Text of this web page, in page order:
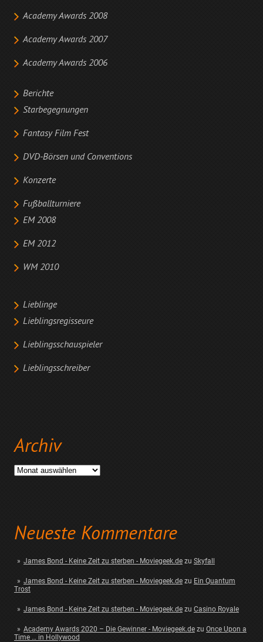
Academy Awards 2008
Academy Awards 2007
Academy Awards 2006
Berichte
Starbegegnungen
Fantasy Film Fest
DVD-Börsen und Conventions
Konzerte
Fußballturniere
EM 2008
EM 2012
WM 2010
Lieblinge
Lieblingsregisseure
Lieblingsschauspieler
Lieblingsschreiber
Archiv
Archiv
Neueste Kommentare
James Bond - Keine Zeit zu sterben - Moviegeek.dezu Skyfall
James Bond - Keine Zeit zu sterben - Moviegeek.dezu Ein Quantum
Trost
James Bond - Keine Zeit zu sterben - Moviegeek.dezu Casino Royale
Academy Awards 2020 – Die Gewinner - Moviegeek.dezu Once Upon a
Time … in Hollywood